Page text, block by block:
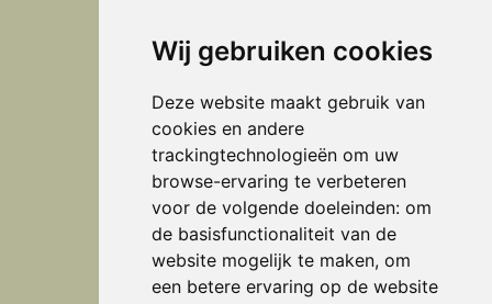
Wij gebruiken cookies
Deze website maakt gebruik van
cookies en andere
trackingtechnologieën om uw
browse-ervaring te verbeteren
voor de volgende doeleinden: om
de basisfunctionaliteit van de
website mogelijk te maken, om
een betere ervaring op de website
Volg ons
Adres
Interieurstudio Verheijen
Doctor Huub van Doorneweg 28 b